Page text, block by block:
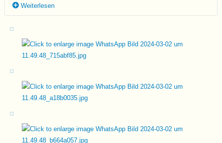
Weiterlesen
Vivi (bereits vermittelt) und ihr Bruder Jackson wurden vor im
Oktober 2023 an einem Fluß gefunden. Sie waren zu dem Zeitpunkt
bereits stark ausgekühlt und fast verhungert, Thanasis nahm sie
sofort - wusste jedoch nicht, ob Beide es überhaupt schaffen
würden... haben sie aber! Inzwischen sind beide gesund und munter,
zweifach geimpft und leben nun zusammen mit einigen anderen
Hunden auf dem privaten Platz von Thanasis.
Jackson ist ein kleines Träumerle, er läuft spielerisch durch die
Gegend, bleibt mal hier und da stehen und beobachtet alles ganz
fasziniert. Gemeinsam mit seiner Schwester Vivi verbringt er den